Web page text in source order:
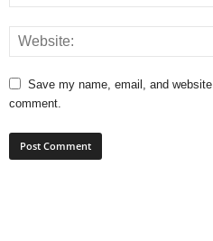
Save my name, email, and
comment.